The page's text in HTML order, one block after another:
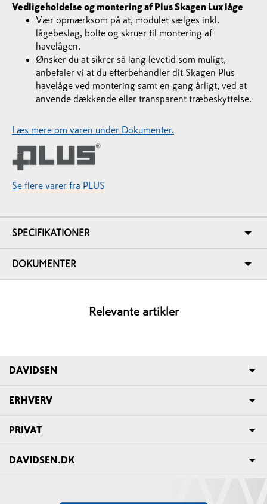
Vedligeholdelse og montering af Plus Skagen Lux låge
Vær opmærksom på at, modulet sælges inkl.
lågebeslag, bolte og skruer til montering af
havelågen.
Ønsker du at sikrer så lang levetid som muligt,
anbefaler vi at du efterbehandler dit Skagen Plus
havelåge ved montering samt en gang årligt, ved at
anvende dækkende eller transparent træbeskyttelse.
Læs mere om varen under Dokumenter.
Se flere varer fra PLUS
SPECIFIKATIONER
DOKUMENTER
Relevante artikler
DAVIDSEN
ERHVERV
PRIVAT
DAVIDSEN.DK